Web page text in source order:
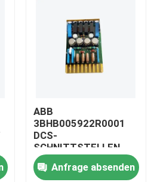
ABB
3BHB005922R0001
DCS-
SCHNITTSTELLEN-
BRETT
Anfrage absenden